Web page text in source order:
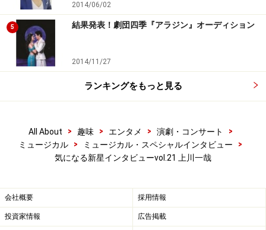
2014/06/02
5 結果発表！劇団四季『アラジン』オーディション
2014/11/27
ランキングをもっと見る
All About > 趣味 > エンタメ > 演劇・コンサート
>
ミュージカル
> ミュージカル・スペシャルインタビュー
>
気になる新星インタビューvol.21 上川一哉
会社概要 採用情報
投資家情報 広告掲載